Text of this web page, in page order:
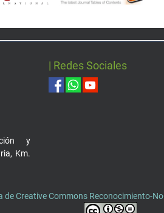
y
Km.
| Redes Sociales
de Creative Commons Reconocimiento-